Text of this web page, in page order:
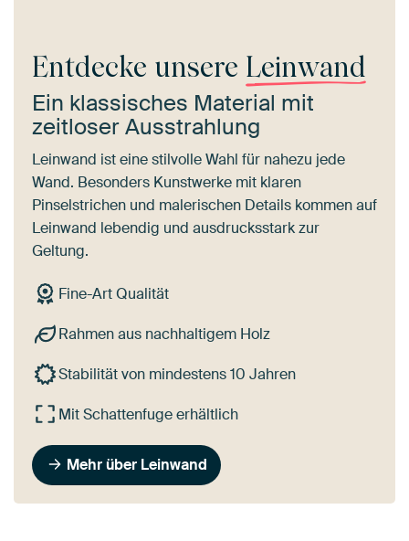
Entdecke unsere Leinwand
Ein klassisches Material mit
zeitloser Ausstrahlung
Leinwand ist eine stilvolle Wahl für nahezu jede
Wand. Besonders Kunstwerke mit klaren
Pinselstrichen und malerischen Details kommen auf
Leinwand lebendig und ausdrucksstark zur
Geltung.
Fine-Art Qualität
Rahmen aus nachhaltigem Holz
Stabilität von mindestens 10 Jahren
Mit Schattenfuge erhältlich
Mehr über Leinwand